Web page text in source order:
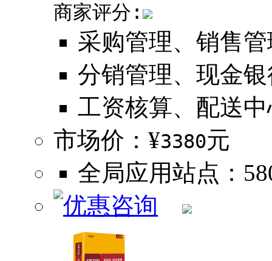
商家评分:
采购管理、销售
分销管理、现金
工资核算、配送
市场价：¥3380元
全局应用站点：